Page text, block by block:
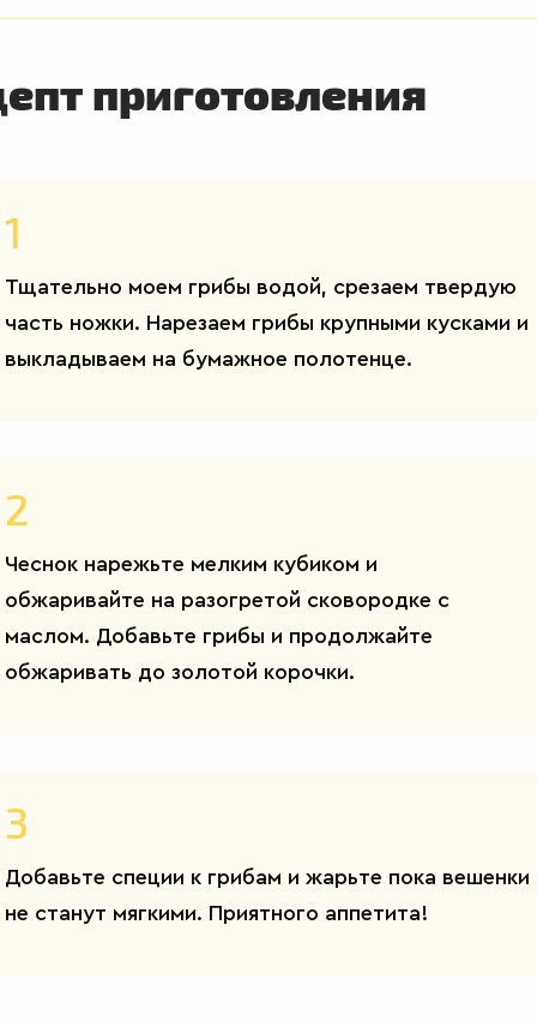
приготовления
1
Тщательно моем грибы водой, срезаем твердую
часть ножки. Нарезаем грибы крупными кусками и
выкладываем на бумажное полотенце.
2
Чеснок нарежьте мелким кубиком и
обжаривайте на разогретой сковородке с
маслом. Добавьте грибы и продолжайте
обжаривать до золотой корочки.
3
Добавьте специи к грибам и жарьте пока вешенки
не станут мягкими. Приятного аппетита!